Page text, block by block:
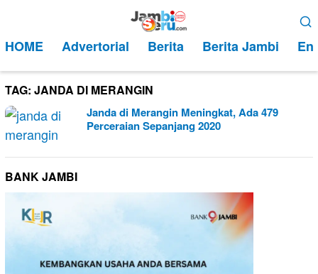
kontenMobile
HOME Advertorial Berita Berita Jambi
TAG: JANDA DI MERANGIN
Janda di Merangin Meningkat, Ada 479
Perceraian Sepanjang 2020
BANK JAMBI